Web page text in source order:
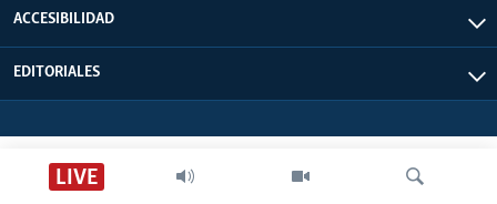
LIVE
ACCESIBILIDAD
EDITORIALES